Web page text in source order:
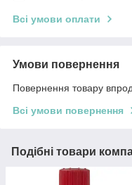
Всі умови оплати
Умови повернення
Повернення товару
Всі умови повернення
Подібні товари